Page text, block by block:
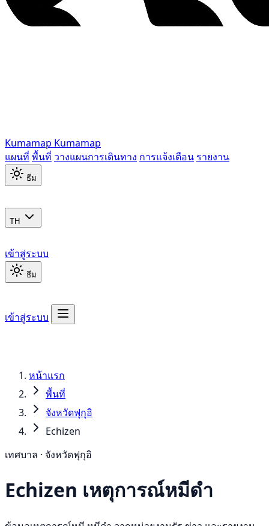
Kumamap Kumamap
แผนที่ พื้นที่ วางแผนการเดินทาง การแจ้งเตือน รายงาน
ธีม
TH
เข้าสู่ระบบ
ธีม
เข้าสู่ระบบ
หน้าแรก
พื้นที่
จังหวัดฟุกุอิ
Echizen
เทศบาล · จังหวัดฟุกุอิ
Echizen เหตุการณ์หมีดำ